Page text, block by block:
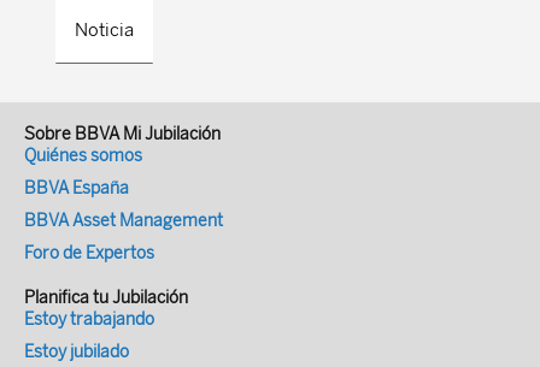
Noticia
Sobre BBVA Mi Jubilación
Quiénes somos
BBVA España
BBVA Asset Management
Foro de Expertos
Planifica tu Jubilación
Estoy trabajando
Estoy jubilado